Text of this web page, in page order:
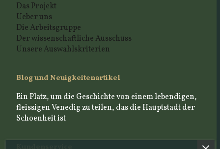
Das Projekt
Ueber uns
Die Arbeitsgruppe
Der wissenschaftliche Ausschuss
Unsere Auswahlskriterien
Blog und Neuigkeitenartikel
Ein Platz, um die Geschichte von einem lebendigen,
fleissigen Venedig zu teilen, das die Hauptstadt der
Schoenheit ist